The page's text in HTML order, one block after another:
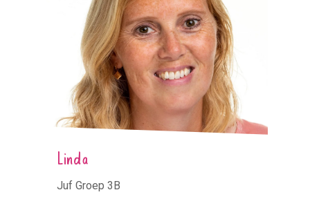
Linda
Juf Groep 3B